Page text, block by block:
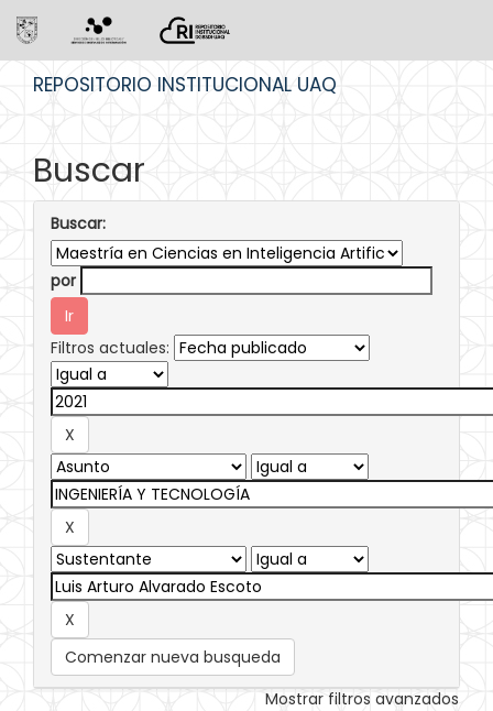
REPOSITORIO INSTITUCIONAL UAQ
Buscar
Buscar:
por
Filtros actuales:
Comenzar nueva busqueda
Mostrar filtros avanzados